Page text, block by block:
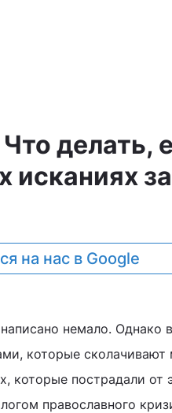
делать,
исканиях
на нас в Google
немало. Однако
которые
которые пострадали от
православного